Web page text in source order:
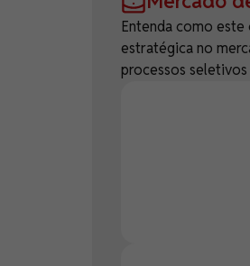
Entenda como
estratégica no
processos seletivos